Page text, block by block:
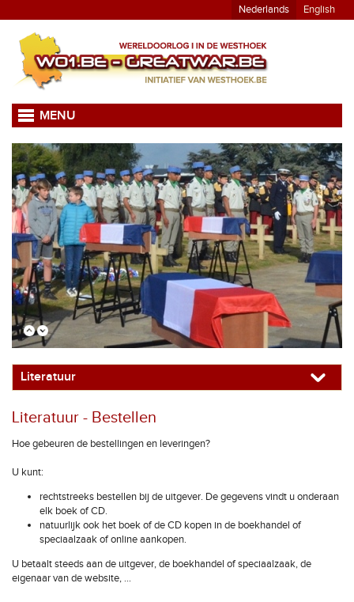
Nederlands English
MENU
Literatuur
Literatuur - Bestellen
Hoe gebeuren de bestellingen en leveringen?
U kunt:
rechtstreeks bestellen bij de uitgever. De gegevens vindt u onderaan
elk boek of CD.
natuurlijk ook het boek of de CD kopen in de boekhandel of
speciaalzaak of online aankopen.
U betaalt steeds aan de uitgever, de boekhandel of speciaalzaak, de
eigenaar van de website, ...